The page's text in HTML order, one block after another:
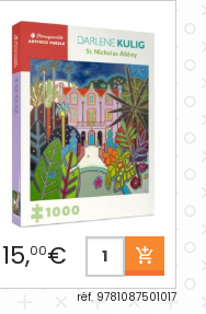
15,00€
réf. 9781087501017